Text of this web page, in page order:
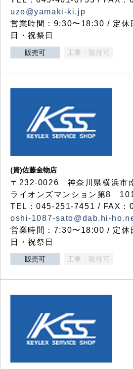
uzo@yamaki-ki.jp
営業時間：9:30〜18:30 / 定休
日・祝祭日
販売可 工事・取付可
(資)佐藤金物店
〒232-0026 神奈川県横浜市
ライオンズマンション第8
TEL：045-251-7451 / FAX
oshi-1087-sato@dab.hi-
営業時間：7:30〜18:00 / 定休
日・祝祭日
販売可 工事・取付可